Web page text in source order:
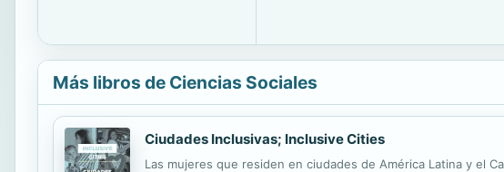
Más libros de Ciencias Sociales
Ciudades Inclusivas; Inclusive Cities
Las mujeres que residen en ciudades de América Latina y el